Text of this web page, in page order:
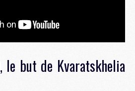
le but de Kvaratskhelia